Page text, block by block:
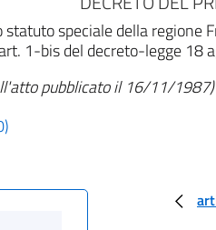
speciale della regione
1-bis del decreto-legge
pubblicato il 16/11/1987)